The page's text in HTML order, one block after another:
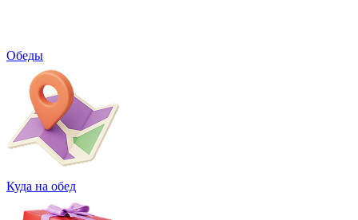
Обеды
Куда на обед